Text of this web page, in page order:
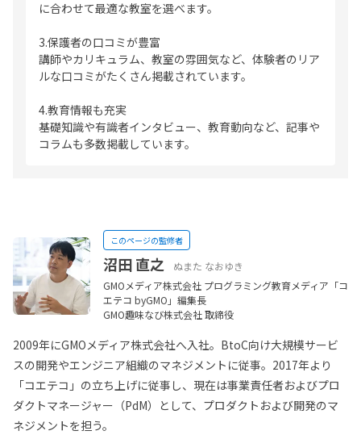
に合わせて最適な教室を選べます。
3.保護者の口コミが豊富
講師やカリキュラム、教室の雰囲気など、体験者のリア
ルな口コミがたくさん掲載されています。
4.教育情報も充実
基礎知識や有識者インタビュー、教育動向など、記事や
コラムも多数掲載しています。
このページの監修者
沼田 直之
ぬまた なおゆき
GMOメディア株式会社 プログラミング教育メディア「コ
エテコ byGMO」編集長
GMO趣味なび株式会社 取締役
2009年にGMOメディア株式会社へ入社。BtoC向け大規模サービ
スの開発やエンジニア組織のマネジメントに従事。2017年より
「コエテコ」の立ち上げに従事し、現在は事業責任者およびプロ
ダクトマネージャー（PdM）として、プロダクトおよび開発のマ
ネジメントを担う。